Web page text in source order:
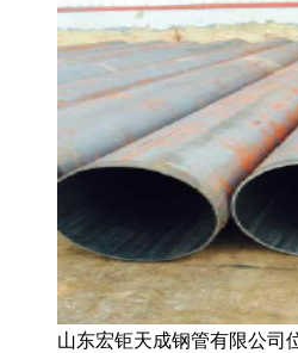
山东宏钜天成钢管有限公司